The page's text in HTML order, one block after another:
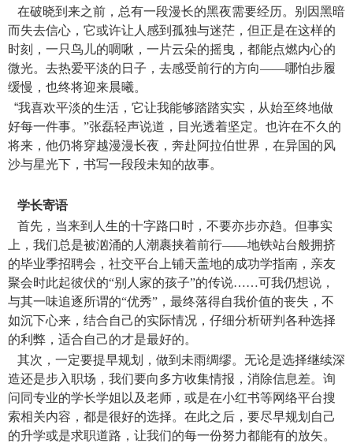
在破晓到来之前，总有一段漫长的黑夜需要经历。别因黑暗
而失去信心，它或许让人感到孤独与迷茫，但正是在这样的
时刻，一只鸟儿的啁啾，一片云朵的摇曳，都能点燃内心的
微光。去热爱平淡的日子，去感受前行的方向——哪怕步履
缓慢，也终将迎来晨曦。
“我喜欢平淡的生活，它让我能够踏踏实实，从始至终地做
好每一件事。”张磊轻声说道，目光透着坚定。也许在不久的
将来，他仍将穿越漫漫长夜，奔赴阿拉伯世界，在异国的风
沙与星光下，书写一段段未知的故事。
学长寄语
首先，当来到人生的十字路口时，不要亦步亦趋。但事实
上，我们总是被汹涌的人潮裹挟着前行——地铁站台般拥挤
的毕业季招聘会，社交平台上铺天盖地的成功学指南，亲友
聚会时此起彼伏的“别人家的孩子”的传说……可我仍想说，
与其一味追逐所谓的“优秀”，最终落得自我价值的丧失，不
如沉下心来，结合自己的实际情况，仔细分析研判各种选择
的利弊，适合自己的才是最好的。
其次，一定要提早规划，做到未雨绸缪。无论是选择继续深
造还是步入职场，我们要向多方收集情报，消除信息差。询
问同专业的学长学姐以及老师，或是在小红书等网络平台搜
索相关内容，都是很好的选择。在此之后，要尽早规划自己
的升学或是求职道路，让我们的每一份努力都能有的放矢。